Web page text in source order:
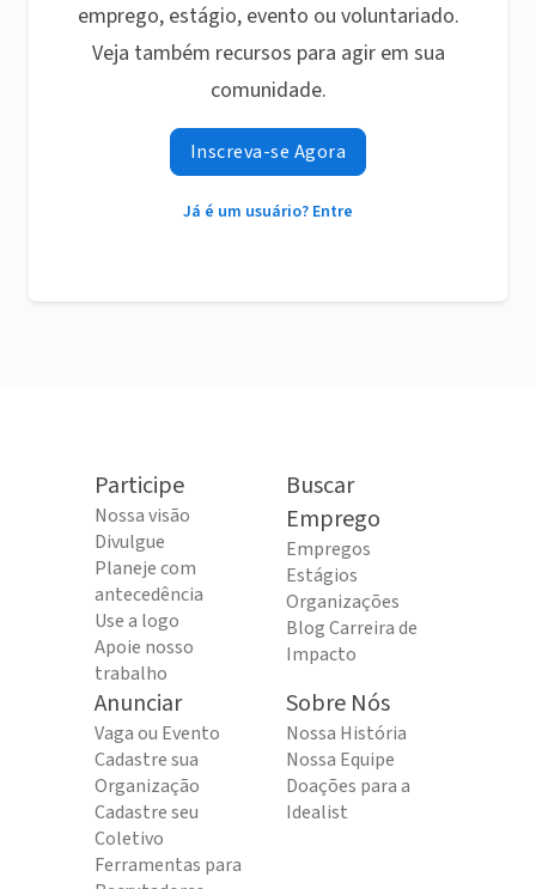
emprego, estágio, evento ou voluntariado.
Veja também recursos para agir em sua
comunidade.
Inscreva-se Agora
Já é um usuário? Entre
Participe
Nossa visão
Divulgue
Planeje com
antecedência
Use a logo
Apoie nosso
trabalho
Buscar
Emprego
Empregos
Estágios
Organizações
Blog Carreira de
Impacto
Anunciar
Vaga ou Evento
Cadastre sua
Organização
Cadastre seu
Coletivo
Ferramentas para
Sobre Nós
Nossa História
Nossa Equipe
Doações para a
Idealist